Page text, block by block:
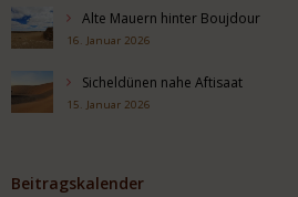
Alte Mauern hinter Boujdour
16. Januar 2026
Sicheldünen nahe Aftisaat
15. Januar 2026
Beitragskalender